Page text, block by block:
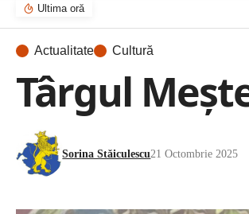
Ultima oră
Actualitate Cultură
Târgul
Sorina Stăiculescu21 Octombrie 2025